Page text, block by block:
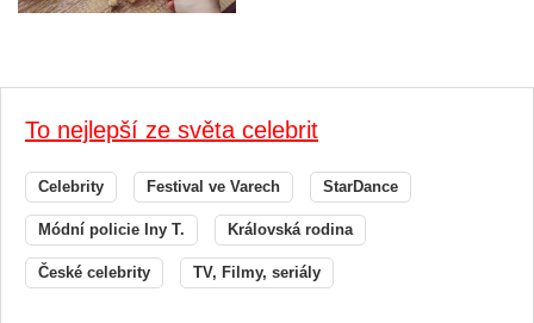
To nejlepší ze světa celebrit
Celebrity Festival ve Varech StarDance
Módní policie Iny T. Královská rodina
České celebrity TV, Filmy, seriály